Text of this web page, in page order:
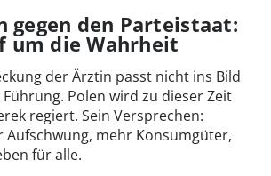
gegen den Parteistaat:
um die Wahrheit
der Ärztin passt nicht ins Bild
Polen wird zu dieser Zeit
regiert. Sein Versprechen:
mehr Konsumgüter,
für alle.